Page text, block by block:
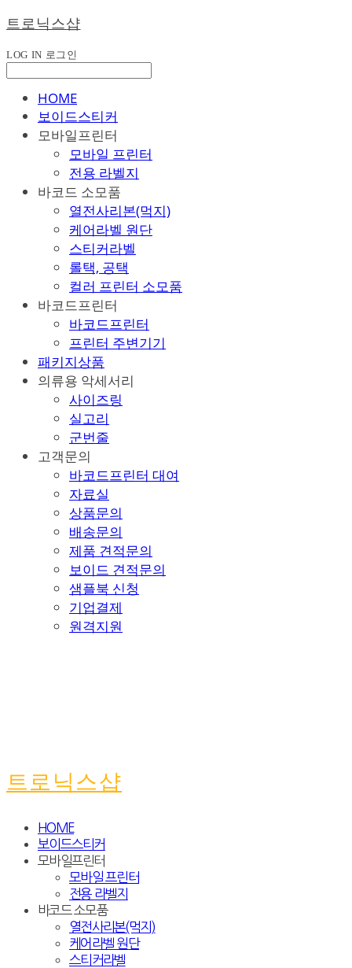
트로닉스샵
LOG IN 로그인
HOME
보이드스티커
모바일프린터
모바일 프린터
전용 라벨지
바코드 소모품
열전사리본(먹지)
케어라벨 원단
스티커라벨
롤택, 공택
컬러 프린터 소모품
바코드프린터
바코드프린터
프린터 주변기기
패키지상품
의류용 악세서리
사이즈링
실고리
군번줄
고객문의
바코드프린터 대여
자료실
상품문의
배송문의
제품 견적문의
보이드 견적문의
샘플북 신청
기업결제
원격지원
트로닉스샵
HOME
보이드스티커
모바일프린터
모바일 프린터
전용 라벨지
바코드 소모품
열전사리본(먹지)
케어라벨 원단
스티커라벨